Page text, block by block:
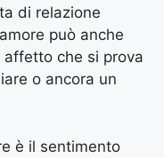
di relazione
può anche
affetto che si prova
o ancora un
è il sentimento